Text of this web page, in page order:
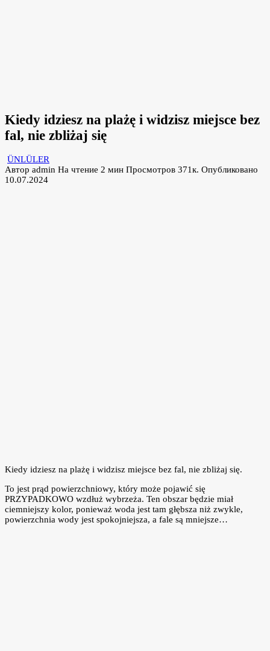
Kiedy idziesz na plażę i widzisz miejsce bez
fal, nie zbliżaj się
ÜNLÜLER
Автор admin На чтение 2 мин Просмотров 371к. Опубликовано
10.07.2024
Kiedy idziesz na plażę i widzisz miejsce bez fal, nie zbliżaj się.
To jest prąd powierzchniowy, który może pojawić się
PRZYPADKOWO wzdłuż wybrzeża. Ten obszar będzie miał
ciemniejszy kolor, ponieważ woda jest tam głębsza niż zwykle,
powierzchnia wody jest spokojniejsza, a fale są mniejsze…